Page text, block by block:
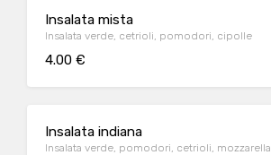
Insalata mista
Insalata verde, cetrioli, pomodori, cipolle
4.00 €
Insalata indiana
Insalata verde, pomodori, cetrioli,